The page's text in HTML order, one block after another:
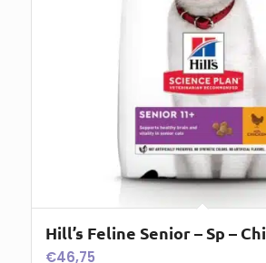
Hill’s Feline Senior – Sp –
€46,75